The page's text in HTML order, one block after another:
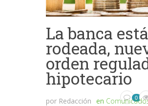
La banca está
rodeada,
orden
hipotecario
por Redacción en 0